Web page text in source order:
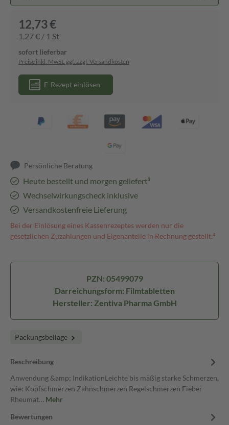
12,73 €
1,27 € / 1 St
sofort lieferbar
Preise inkl. MwSt. ggf. zzgl. Versandkosten
E-Rezept einlösen
Persönliche Beratung
Heute bestellt und morgen geliefert³
Wechselwirkungscheck inklusive
Versandkostenfreie Lieferung
Bei der Einlösung eines Kassenrezeptes werden nur die
gesetzlichen Zuzahlungen und Eigenanteile in Rechnung gestellt.⁴
PZN: 05499079
Darreichungsform: Filmtabletten
Hersteller: Zentiva Pharma GmbH
Packungsbeilage
Beschreibung
Anwendung &amp; IndikationLeichte bis mäßig starke Schmerzen,
wie: Kopfschmerzen Zahnschmerzen Regelschmerzen Fieber
Rheumat… Mehr
Bewertungen